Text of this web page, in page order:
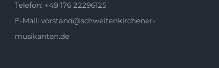
Telefon: +49 176 22296125
E-Mail: vorstand@schweitenkirchener-
musikanten.de